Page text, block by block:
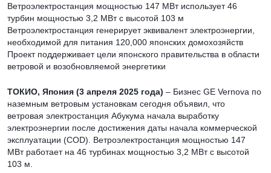
Ветроэлектростанция мощностью 147 МВт использует 46
турбин мощностью 3,2 МВт с высотой 103 м
Ветроэлектростанция генерирует эквивалент электроэнергии,
необходимой для питания 120,000 японских домохозяйств
Проект поддерживает цели японского правительства в области
ветровой и возобновляемой энергетики
ТОКИО, Япония (3 апреля 2025 года) – Бизнес GE Vernova по
наземным ветровым установкам сегодня объявил, что
ветровая электростанция Абукума начала выработку
электроэнергии после достижения даты начала коммерческой
эксплуатации (COD). Ветроэлектростанция мощностью 147
МВт работает на 46 турбинах мощностью 3,2 МВт с высотой
103 м.